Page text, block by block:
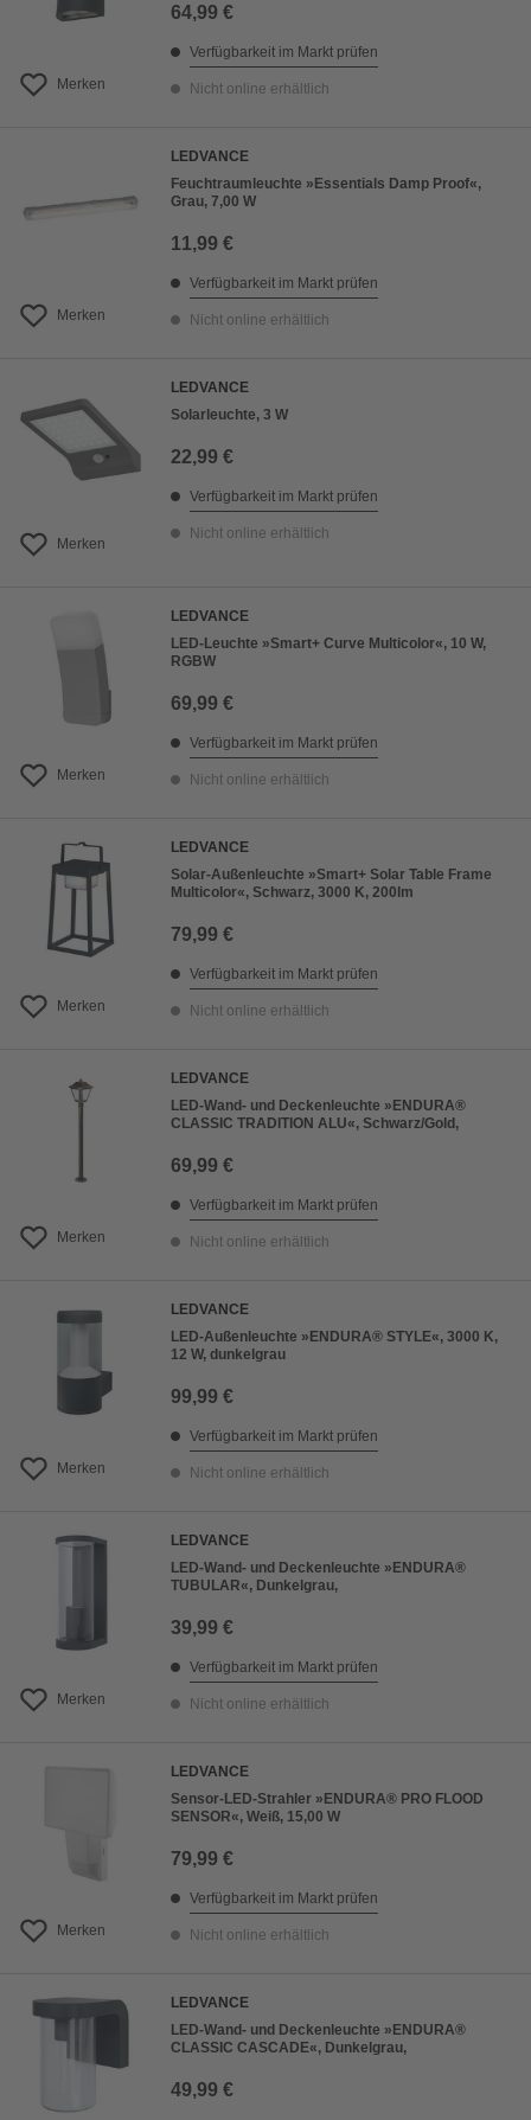
Merken
64,99 €
Verfügbarkeit im Markt prüfen
Nicht online erhältlich
Merken
LEDVANCE
Feuchtraumleuchte »Essentials Damp Proof«,
Grau, 7,00 W
11,99 €
Verfügbarkeit im Markt prüfen
Nicht online erhältlich
Merken
LEDVANCE
Solarleuchte, 3 W
22,99 €
Verfügbarkeit im Markt prüfen
Nicht online erhältlich
Merken
LEDVANCE
LED-Leuchte »Smart+ Curve Multicolor«, 10 W,
RGBW
69,99 €
Verfügbarkeit im Markt prüfen
Nicht online erhältlich
Merken
LEDVANCE
Solar-Außenleuchte »Smart+ Solar Table Frame
Multicolor«, Schwarz, 3000 K, 200lm
79,99 €
Verfügbarkeit im Markt prüfen
Nicht online erhältlich
Merken
LEDVANCE
LED-Wand- und Deckenleuchte »ENDURA®
CLASSIC TRADITION ALU«, Schwarz/Gold,
69,99 €
Verfügbarkeit im Markt prüfen
Nicht online erhältlich
Merken
LEDVANCE
LED-Außenleuchte »ENDURA® STYLE«, 3000 K,
12 W, dunkelgrau
99,99 €
Verfügbarkeit im Markt prüfen
Nicht online erhältlich
Merken
LEDVANCE
LED-Wand- und Deckenleuchte »ENDURA®
TUBULAR«, Dunkelgrau,
39,99 €
Verfügbarkeit im Markt prüfen
Nicht online erhältlich
Merken
LEDVANCE
Sensor-LED-Strahler »ENDURA® PRO FLOOD
SENSOR«, Weiß, 15,00 W
79,99 €
Verfügbarkeit im Markt prüfen
Nicht online erhältlich
LEDVANCE
LED-Wand- und Deckenleuchte »ENDURA®
CLASSIC CASCADE«, Dunkelgrau,
49,99 €